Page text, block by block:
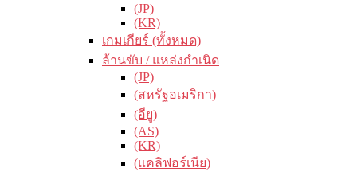
(JP)
(KR)
เกมเกียร์ (ทั้งหมด)
ล้านขับ / แหล่งกำเนิด
(JP)
(สหรัฐอเมริกา)
(อียู)
(AS)
(KR)
(แคลิฟอร์เนีย)